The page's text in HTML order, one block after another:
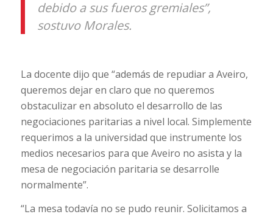
debido a sus fueros gremiales”,
sostuvo Morales.
La docente dijo que “además de repudiar a Aveiro,
queremos dejar en claro que no queremos
obstaculizar en absoluto el desarrollo de las
negociaciones paritarias a nivel local. Simplemente
requerimos a la universidad que instrumente los
medios necesarios para que Aveiro no asista y la
mesa de negociación paritaria se desarrolle
normalmente”.
“La mesa todavía no se pudo reunir. Solicitamos a